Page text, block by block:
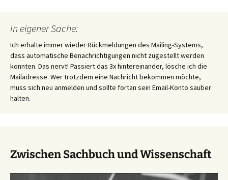
In eigener Sache:
Ich erhalte immer wieder Rückmeldungen des Mailing-Systems,
dass automatische Benachrichtigungen nicht zugestellt werden
konnten. Das nervt! Passiert das 3x hintereinander, lösche ich die
Mailadresse. Wer trotzdem eine Nachricht bekommen möchte,
muss sich neu anmelden und sollte fortan sein Email-Konto sauber
halten.
Zwischen Sachbuch und Wissenschaft